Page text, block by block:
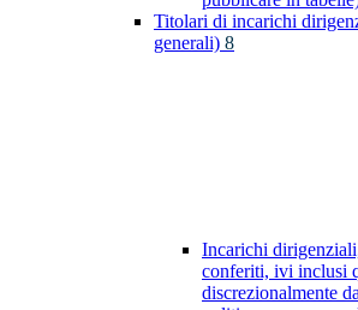
Titolari di incarichi
generali) 8
Incarichi
conferiti, ivi inclusi
discrezionalmente